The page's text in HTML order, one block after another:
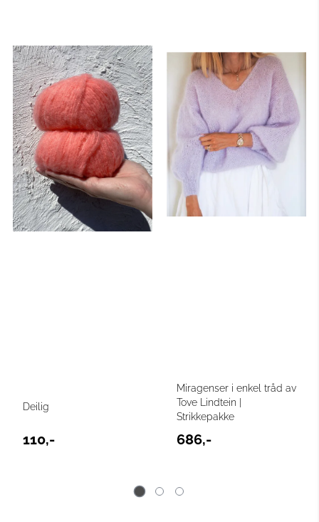
Deilig
110,-
Miragenser i enkel tråd av
Tove Lindtein |
Strikkepakke
686,-